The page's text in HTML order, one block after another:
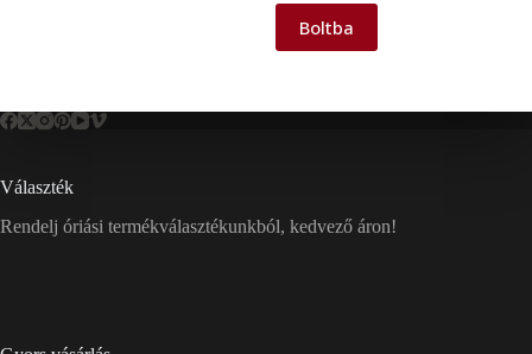
Boltba
Választék
Rendelj óriási termékválasztékunkból, kedvező áron!